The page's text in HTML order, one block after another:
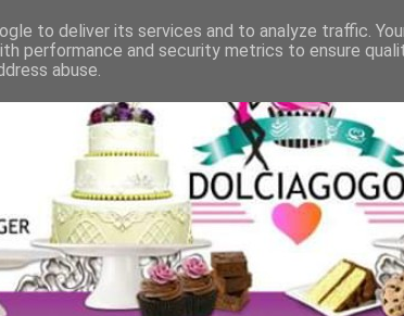
to deliver its services and to analyze traffic.
performance and security metrics to ensure
abuse.